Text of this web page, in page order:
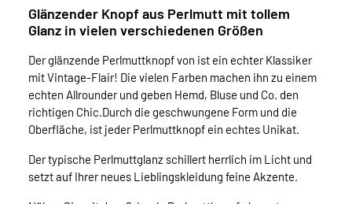
Glänzender Knopf aus Perlmutt mit tollem
Glanz in vielen verschiedenen Größen
Der glänzende Perlmuttknopf von ist ein echter Klassiker
mit Vintage-Flair! Die vielen Farben machen ihn zu einem
echten Allrounder und geben Hemd, Bluse und Co. den
richtigen Chic.Durch die geschwungene Form und die
Oberfläche, ist jeder Perlmuttknopf ein echtes Unikat.
Der typische Perlmuttglanz schillert herrlich im Licht und
setzt auf Ihrer neues Lieblingskleidung feine Akzente.